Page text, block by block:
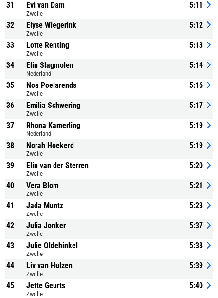
31 Evi van Dam
Zwolle
5:11
32 Elyse Wiegerink
Zwolle
5:12
33 Lotte Renting
Zwolle
5:13
34 Elin Slagmolen
Nederland
5:14
35 Noa Poelarends
Zwolle
5:16
36 Emilia Schwering
Zwolle
5:17
37 Rhona Kamerling
Nederland
5:19
38 Norah Hoekerd
Zwolle
5:19
39 Elin van der Sterren
Zwolle
5:20
40 Vera Blom
Zwolle
5:21
41 Jada Muntz
Zwolle
5:23
42 Julia Jonker
Zwolle
5:37
43 Julie Oldehinkel
Zwolle
5:38
44 Liv van Hulzen
Zwolle
5:39
45 Jette Geurts
Zwolle
5:40